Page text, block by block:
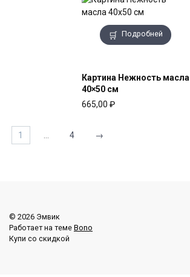
Подробней
Картина Нежность масла
40×50 см
665,00 ₽
1 4 →
© 2026 Эмвик
Работает на теме Bono
Купи со скидкой